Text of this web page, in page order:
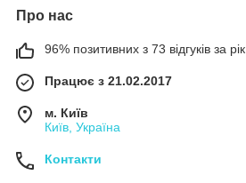
Про нас
96% позитивних з 73 відгуків за рік
Працює з 21.02.2017
м. Київ
Київ, Україна
Контакти